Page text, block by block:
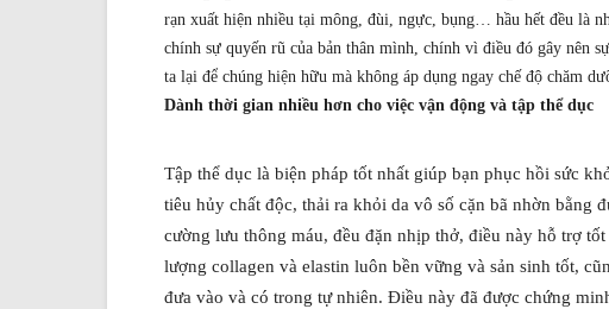
rạn xuất hiện nhiều tại mông, đùi, ngực, bụng… hầu hết đều là
chính sự quyến rũ của bản thân mình, chính vì điều đó gây nên
ta lại để chúng hiện hữu mà không áp dụng ngay chế độ chăm
Dành thời gian nhiều hơn cho việc vận động và tập thể dục
Tập thể dục là biện pháp tốt nhất giúp bạn phục hồi sức
tiêu hủy chất độc, thải ra khỏi da vô số cặn bã nhờn bằng
cường lưu thông máu, đều đặn nhịp thở, điều này hỗ trợ
lượng collagen và elastin luôn bền vững và sản sinh tốt,
đưa vào và có trong tự nhiên. Điều này đã được chứng